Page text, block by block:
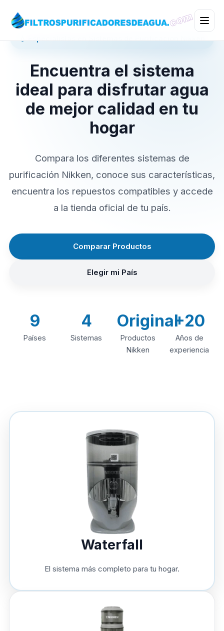
Encuentra el sistema
ideal para disfrutar agua
de mejor calidad en tu
hogar
Compara los diferentes sistemas de
purificación Nikken, conoce sus características,
encuentra los repuestos compatibles y accede
a la tienda oficial de tu país.
Comparar Productos
Elegir mi País
9
Países
4
Sistemas
Original
Productos
Nikken
+20
Años de
experiencia
Waterfall
El sistema más completo para tu hogar.